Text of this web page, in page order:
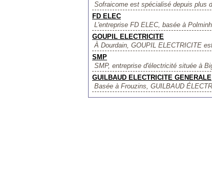
Sofraicome est spécialisé depuis plus
FD ELEC
L'entreprise FD ELEC, basée à
GOUPIL ELECTRICITE
À Dourdain, GOUPIL ELECTRICITE
SMP
SMP, entreprise d'électricité située à
GUILBAUD ELECTRICITE GENERALE
Basée à Frouzins, GUILBAUD